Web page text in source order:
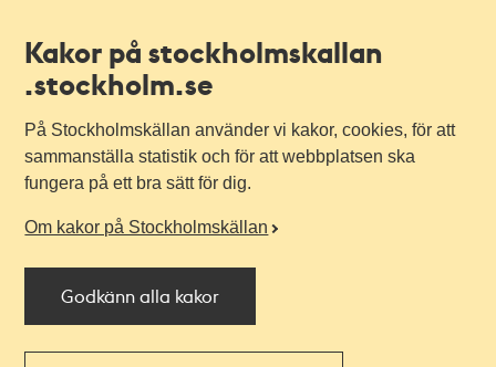
Kakor på stockholmskallan
.stockholm.se
På Stockholmskällan använder vi kakor, cookies, för att
sammanställa statistik och för att webbplatsen ska
fungera på ett bra sätt för dig.
Om kakor på Stockholmskällan
Godkänn alla kakor